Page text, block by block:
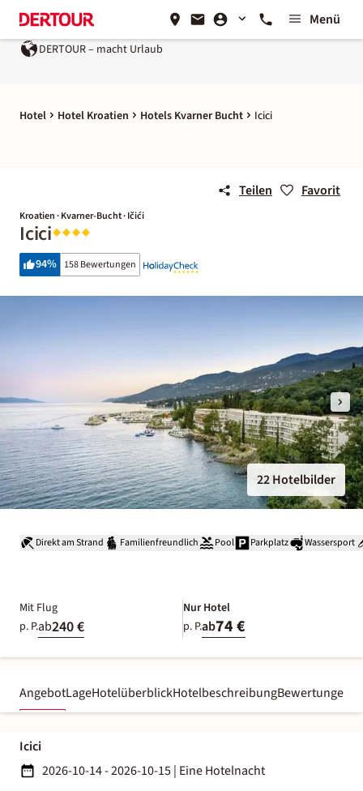
Menü
Urlaub Ein Unternehmen der
Hotel Hotel Kroatien Hotels Kvarner Bucht Icici
Teilen Favorit
Kroatien · Kvarner-Bucht · Ičići
Icici
94% 158 Bewertungen
22 Hotelbilder
Direkt am Strand Familienfreundlich Pool Parkplatz Wassersport
Mit Flug
p. P.ab240 €
Nur Hotel
p. P.ab74 €
AngebotLageHotelüberblickHotelbeschreibungBewertungen
Icici
2026-10-14 - 2026-10-15| Eine Hotelnacht